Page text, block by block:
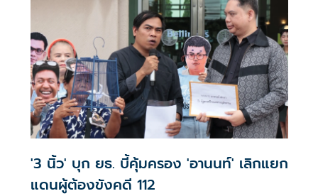
'3 นิ้ว' บุก ยธ. บี้คุ้มครอง 'อานนท์' เลิกแยก
แดนผู้ต้องขังคดี 112